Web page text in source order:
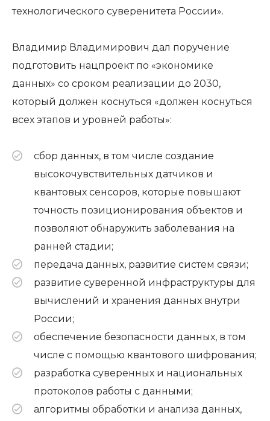
технологического суверенитета России».
Владимир Владимирович дал поручение
подготовить нацпроект по «экономике
данных» со сроком реализации до 2030,
который должен коснуться «должен коснуться
всех этапов и уровней работы»:
сбор данных, в том числе создание
высокочувствительных датчиков и
квантовых сенсоров, которые повышают
точность позиционирования объектов и
позволяют обнаружить заболевания на
ранней стадии;
передача данных, развитие систем связи;
развитие суверенной инфраструктуры для
вычислений и хранения данных внутри
России;
обеспечение безопасности данных, в том
числе с помощью квантового шифрования;
разработка суверенных и национальных
протоколов работы с данными;
алгоритмы обработки и анализа данных,